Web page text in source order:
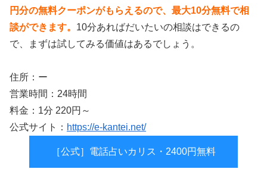
円分の無料クーポンがもらえるので、最大10分無料で相
談ができます。 10分あればだいたいの相談はできるの
で、まずは試してみる価値はあるでしょう。
住所：ー
営業時間：24時間
料金：1分 220円～
公式サイト： https://e-kantei.net/
［公式］電話占いカリス・2400円無料